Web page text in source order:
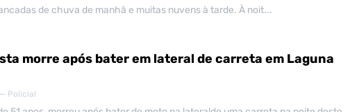
de chuva de manhã e muitas nuvens à tarde. À noit...
morre após bater em lateral de carreta em Laguna
Policial